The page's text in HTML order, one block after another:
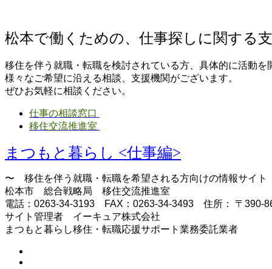
松本で働くための、仕事探しに関する
移住を伴う就職・転職を検討されている方、具体的に活動を
様々なご希望に沿える相談、支援機関がございます。
ぜひお気軽に相談ください。
仕事の相談窓口
移住交流推進室
まつもと暮らし <仕事編>
〜 移住を伴う就職・転職を希望される方向けの情報サイ
松本市 総合戦略局 移住交流推進室
電話：0263-34-3193 FAX：0263-34-3493 住所： 〒390-
サイト管理者 イーキュア株式会社
まつもと暮らし移住・転職応援サポート業務委託業者